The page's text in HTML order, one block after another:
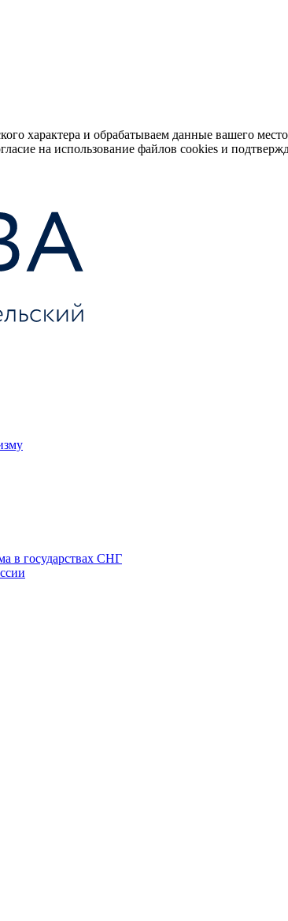
характера и обрабатываем данные вашего
на использование файлов cookies и
в государствах СНГ